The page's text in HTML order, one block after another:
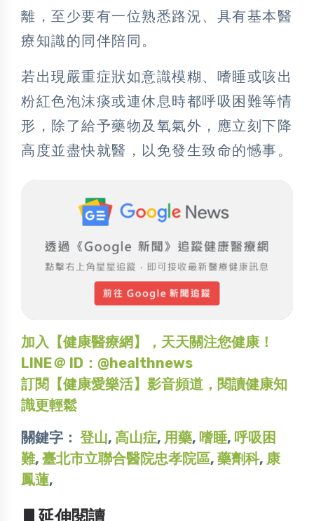
離，至少要有一位熟悉路況、具有基本醫
療知識的同伴陪同。
若出現嚴重症狀如意識模糊、嗜睡或咳出
粉紅色泡沫痰或連休息時都呼吸困難等情
形，除了給予藥物及氧氣外，應立刻下降
高度並盡快就醫，以免發生致命的憾事。
加入【健康醫療網】，天天關注您健康！
LINE＠ ID：@healthnews
訂閱【健康愛樂活】影音頻道，閱讀健康知
識更輕鬆
關鍵字： 登山, 高山症, 用藥, 嗜睡, 呼吸困
難, 臺北市立聯合醫院忠孝院區, 藥劑科, 康
鳳蓮,
▋延伸閱讀